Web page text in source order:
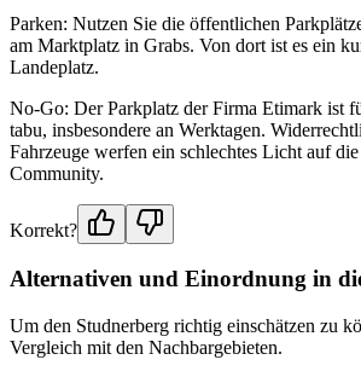
Parken: Nutzen Sie die öffentlichen
am Marktplatz in Grabs. Von dort ist es ein
Landeplatz.
No-Go: Der Parkplatz der Firma Etimark ist
tabu, insbesondere an Werktagen.
Fahrzeuge werfen ein schlechtes Licht auf
Community.
Korrekt?
Alternativen und Einordnung in
Um den Studnerberg richtig einschätzen zu
Vergleich mit den Nachbargebieten.